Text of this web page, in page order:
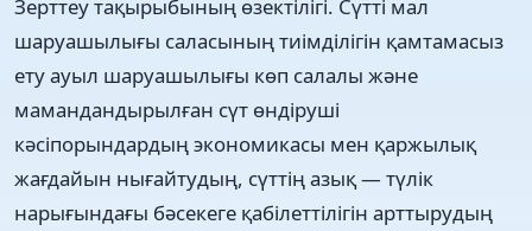
Зерттеу тақырыбының өзектілігі. Сүтті мал
шаруашылығы саласының тиімділігін қамтамасыз
ету ауыл шаруашылығы көп салалы және
мамандандырылған сүт өндіруші
кәсіпорындардың экономикасы мен қаржылық
жағдайын нығайтудың, сүттің азық — түлік
нарығындағы бәсекеге қабілеттілігін арттырудың